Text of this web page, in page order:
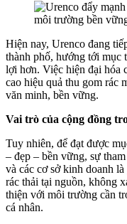
Hiện nay, Urenco đang
thành phố, hướng tới mục
lợi hơn. Việc hiện đại hóa
cao hiệu quả thu gom rác
văn minh, bền vững.
Vai trò của cộng đồng
Tuy nhiên, để đạt được
– đẹp – bền vững, sự
và các cơ sở kinh doanh
rác thải tại nguồn, không
thiện với môi trường cần
cá nhân.